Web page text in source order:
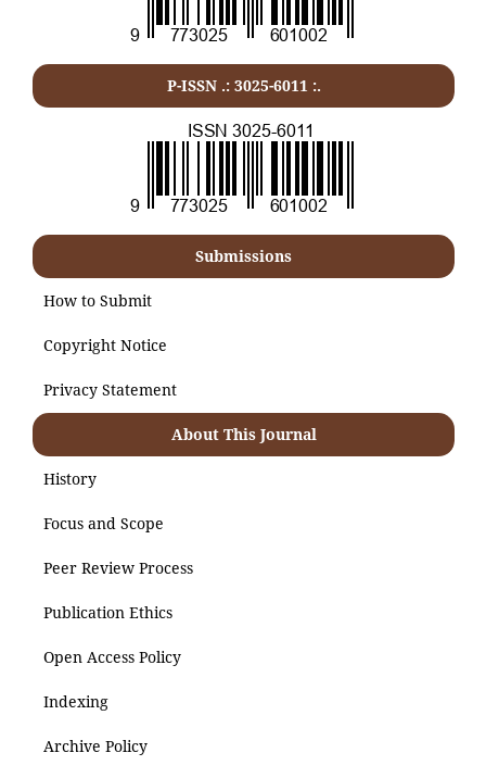
P-ISSN .: 3025-6011 :.
Submissions
How to Submit
Copyright Notice
Privacy Statement
About This Journal
History
Focus and Scope
Peer Review Process
Publication Ethics
Open Access Policy
Indexing
Archive Policy